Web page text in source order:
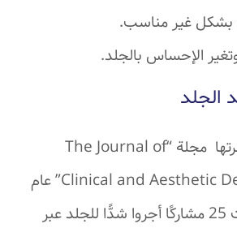
غير مناسب.
الإحساس بالجلد.
الجلد
في دراسة نشرتها مجلة “The Journal of
Clinical and Aesthetic Dermatology” عام
2017، شملت 25 مشاركًا أجروا شدًّا للجلد عبر